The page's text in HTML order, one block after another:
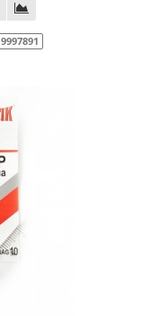
9997891